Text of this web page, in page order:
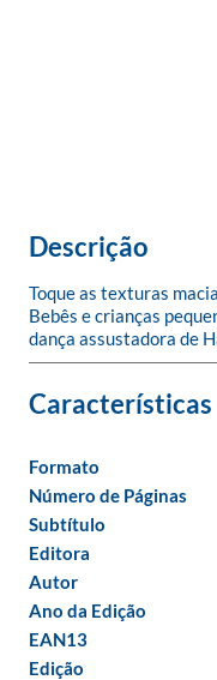
Descrição
Toque as texturas
Bebês e crianças
dança assustadora de
Formato
Número de Páginas
Subtítulo
Editora
Autor
Ano da Edição
EAN13
Edição